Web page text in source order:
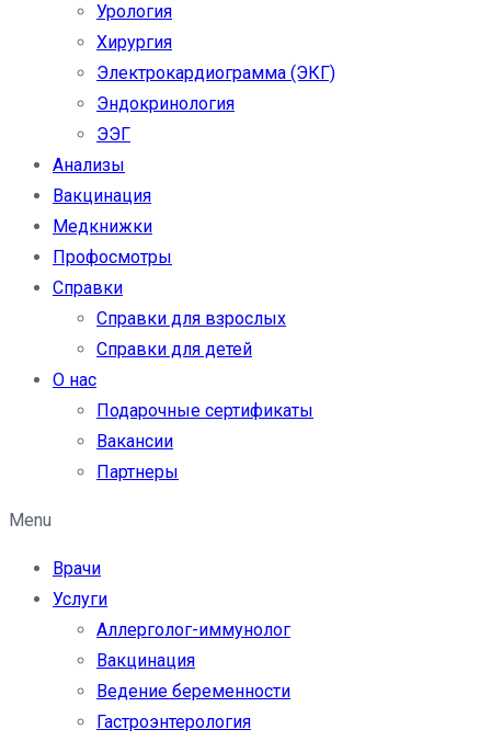
Урология
Хирургия
Электрокардиограмма (ЭКГ)
Эндокринология
ЭЭГ
Анализы
Вакцинация
Медкнижки
Профосмотры
Справки
Справки для взрослых
Справки для детей
О нас
Подарочные сертификаты
Вакансии
Партнеры
Menu
Врачи
Услуги
Аллерголог-иммунолог
Вакцинация
Ведение беременности
Гастроэнтерология